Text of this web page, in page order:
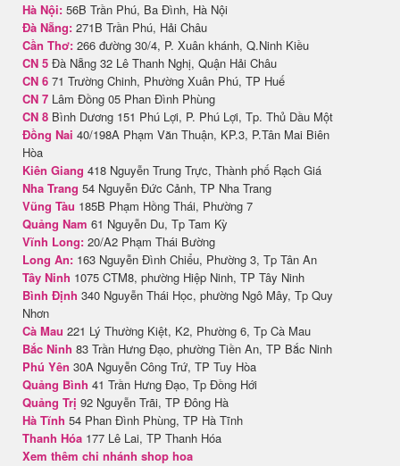
Hà Nội: 56B Trần Phú, Ba Đình, Hà Nội
Đà Nẵng: 271B Trần Phú, Hải Châu
Cần Thơ: 266 đường 30/4, P. Xuân khánh, Q.Ninh Kiều
CN 5 Đà Nẵng 32 Lê Thanh Nghị, Quận Hải Châu
CN 6 71 Trường Chinh, Phường Xuân Phú, TP Huế
CN 7 Lâm Đồng 05 Phan Đình Phùng
CN 8 Bình Dương 151 Phú Lợi, P. Phú Lợi, Tp. Thủ Dầu Một
Đồng Nai 40/198A Phạm Văn Thuận, KP.3, P.Tân Mai Biên
Hòa
Kiên Giang 418 Nguyễn Trung Trực, Thành phố Rạch Giá
Nha Trang 54 Nguyễn Đức Cảnh, TP Nha Trang
Vũng Tàu 185B Phạm Hồng Thái, Phường 7
Quảng Nam 61 Nguyễn Du, Tp Tam Kỳ
Vĩnh Long: 20/A2 Phạm Thái Bường
Long An: 163 Nguyễn Đình Chiểu, Phường 3, Tp Tân An
Tây Ninh 1075 CTM8, phường Hiệp Ninh, TP Tây Ninh
Bình Định 340 Nguyễn Thái Học, phường Ngô Mây, Tp Quy
Nhơn
Cà Mau 221 Lý Thường Kiệt, K2, Phường 6, Tp Cà Mau
Bắc Ninh 83 Trần Hưng Đạo, phường Tiền An, TP Bắc Ninh
Phú Yên 30A Nguyễn Công Trứ, TP Tuy Hòa
Quảng Bình 41 Trần Hưng Đạo, Tp Đồng Hới
Quảng Trị 92 Nguyễn Trãi, TP Đông Hà
Hà Tĩnh 54 Phan Đình Phùng, TP Hà Tĩnh
Thanh Hóa 177 Lê Lai, TP Thanh Hóa
Xem thêm chi nhánh shop hoa